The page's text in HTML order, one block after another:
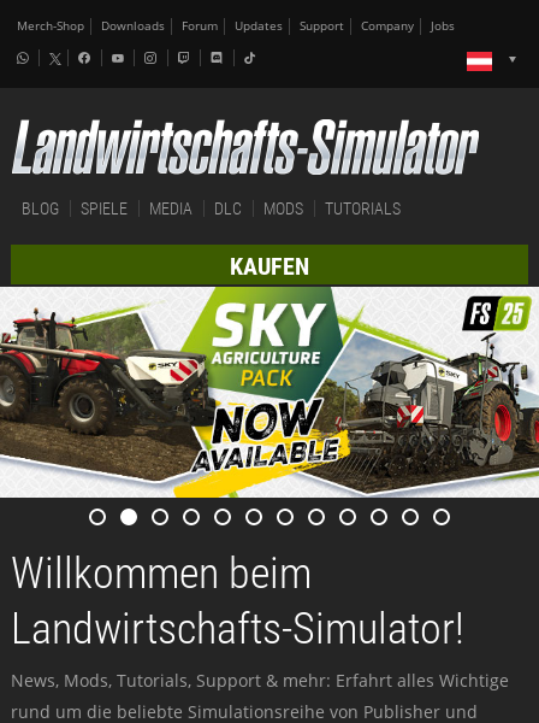
Merch-Shop Downloads Forum Updates Support Company Jobs
BLOG SPIELE MEDIA DLC MODS TUTORIALS
KAUFEN
Willkommen beim
Landwirtschafts-Simulator!
News, Mods, Tutorials, Support & mehr: Erfahrt alles Wichtige
rund um die beliebte Simulationsreihe von Publisher und